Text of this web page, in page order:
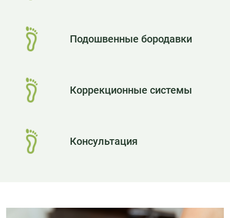
Подошвенные бородавки
Коррекционные системы
Консультация